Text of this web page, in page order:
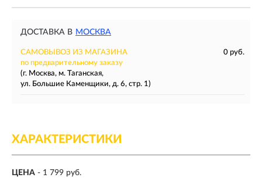
ДОСТАВКА В МОСКВА
САМОВЫВОЗ ИЗ МАГАЗИНА
0 руб.
по предварительному заказу
(г. Москва, м. Таганская,
ул. Большие Каменщики, д. 6, стр. 1)
ХАРАКТЕРИСТИКИ
ЦЕНА - 1 799 руб.